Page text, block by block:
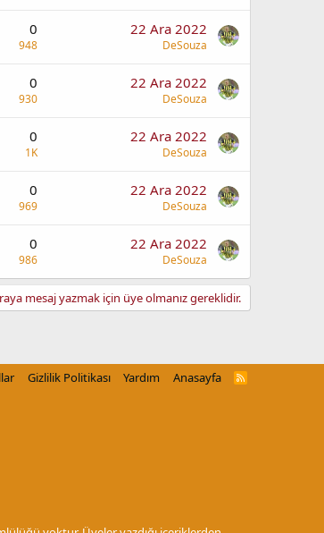
0
948
22 Ara 2022
DeSouza
0
930
22 Ara 2022
DeSouza
0
1K
22 Ara 2022
DeSouza
0
969
22 Ara 2022
DeSouza
0
986
22 Ara 2022
DeSouza
mesaj yazmak için üye olmanız gereklidir.
Gizlilik Politikası Yardım Anasayfa
R